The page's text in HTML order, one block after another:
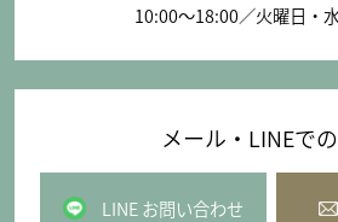
10:00〜18:00／火曜日・
メール・LINEで
LINE お問い合わせ